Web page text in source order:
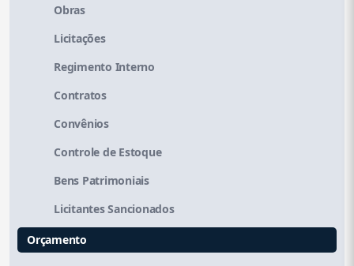
Obras
Licitações
Regimento Interno
Contratos
Convênios
Controle de Estoque
Bens Patrimoniais
Licitantes Sancionados
Orçamento